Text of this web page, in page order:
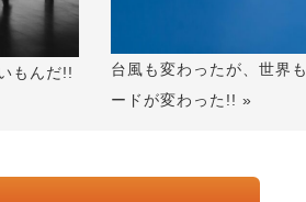
もんだ!!
台風も変わったが、世界
ードが変わった!! »